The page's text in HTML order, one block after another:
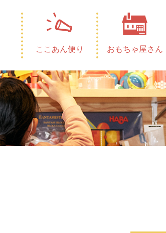
ここあん便り おもちゃ屋さん